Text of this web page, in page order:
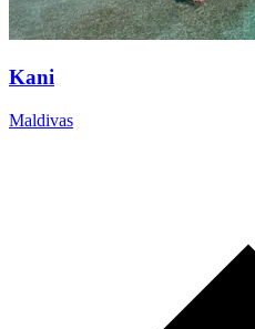
Kani
Maldivas